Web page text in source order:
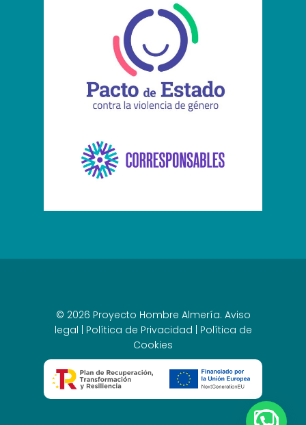
© 2026 Proyecto Hombre Almería. Aviso
legal
Política de Privacidad
Política de
Cookies